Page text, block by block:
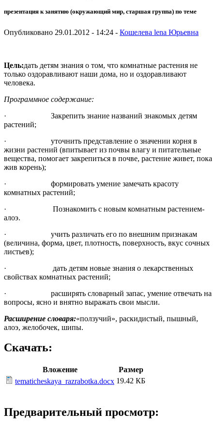
презентация к занятию (окружающий мир, старшая группа) по теме
Опубликовано 29.01.2012 - 14:24 - Кошелева lena Юрьевна
Цель:дать детям знания о том, что комнатные растения не
только оздоравливают наши дома, но и оздоравливают
человека.
Программное содержание:
· Закрепить знание названий знакомых детям
растений;
· уточнить представление о значении корня в
жизни растений (впитывает из почвы влагу и питательные
вещества, помогает закрепиться в почве, растение живет, пока
жив корень);
· формировать умение замечать красоту
комнатных растений;
· Познакомить с новым комнатным растением-
алоэ.
· учить различать его по внешним признакам
(величина, форма, цвет, плотность, поверхность, вкус сочных
листьев);
· дать детям новые знания о лекарственных
свойствах комнатных растений;
· расширять словарный запас, умение отвечать на
вопросы, ясно и внятно выражать свои мысли.
Расширение словаря:«ползучий», раскидистый, пышный,
алоэ, желобочек, шипы.
Скачать:
Вложение
Размер
tematicheskaya_razrabotka.docx 19.42 КБ
Предварительный просмотр: